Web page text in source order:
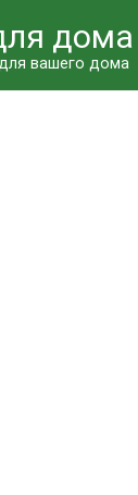
дома
вашего дома